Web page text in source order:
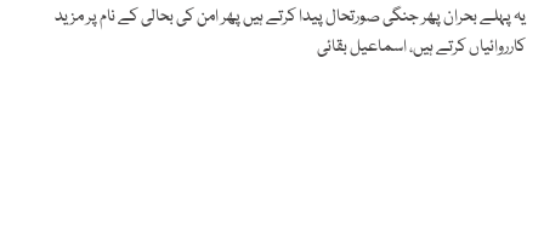
یہ پہلے بحران پھر جنگی صورتحال پیدا کرتے ہیں پھر امن کی بحالی کے نام پر مزید
کارروائیاں کرتے ہیں، اسماعیل بقائی